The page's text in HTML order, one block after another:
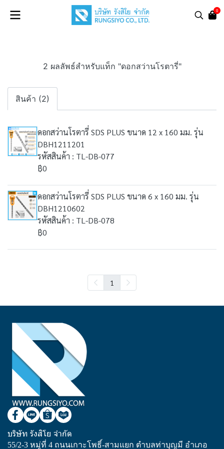
0
2 ผลลัพธ์สำหรับแท็ก "ดอกสว่านโรตารี่"
สินค้า (2)
ดอกสว่านโรตารี่ SDS PLUS ขนาด 12 x 160 มม. รุ่น
DBH1211201
รหัสสินค้า : TL-DB-077
฿0
ดอกสว่านโรตารี่ SDS PLUS ขนาด 6 x 160 มม. รุ่น
DBH1210602
รหัสสินค้า : TL-DB-078
฿0
1
บริษัท รังสิโย จำกัด
55/2-3 หมู่ที่ 4 ถนนเกาะโพธิ์-สามแยก ตำบลท่าบุญมี อำเภอ